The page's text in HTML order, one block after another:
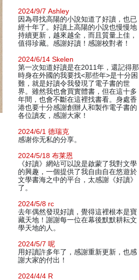
2024/9/7 Ashley
因為尋找高陽的小說知道了好讀，也已
經十年了。好讀上高陽的小說也慢慢地
持續更新，越來越全，而且質量上佳，
值得珍藏。感謝好讀！感謝校對者！
2024/6/14 Skelen
第一次知道好讀是在2011年，還記得那
時身在外國的我要找<那些年>是十分困
難，就是好讀令我發現了電子書的世
界。雖然我也會買實體書，但在這十多
年間，也會不斷在這裡找書看。身處香
港也要十分感謝創辦人和製作電子書的
各位讀友，感謝大家！
2024/6/1 德瑞克
感谢你无私的分享。
2024/5/18 布莱恩
《好讀》網站可以說是啟蒙了我對文學
的興趣，一個提供了我自由自在悠遊於
文學書海之中的平台，太感謝《好讀》
了。
2024/5/8 rc
去年偶然發現好讀，覺得這裡根本是寶
藏天地！謝謝每一位在幕後默默耕耘文
學天地的人。
2024/5/7 呢
用好讀許多年了，感謝重新更新，也感
謝大家的付出！
2024/4/4 R